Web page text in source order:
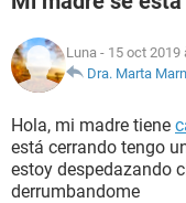
NUTRICIÓN
BIENESTAR
SEXUALIDAD
Luna - 15 oct 2019
Dra. Marta
Hola, mi madre tiene
está cerrando tengo
estoy despedazando
derrumbandome